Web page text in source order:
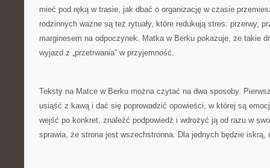
mieć pod ręką w trasie, jak dbać o organizację w czasie
rodzinnych ważne są też rytuały, które redukują stres: przerwy,
marginesem na odpoczynek. Matka w Berku pokazuje, że takie
wyjazd z „przetrwania” w przyjemność.
Teksty na Matce w Berku można czytać na dwa sposoby.
usiąść z kawą i dać się poprowadzić opowieści, w której są
wejść po konkret, znaleźć podpowiedź i wdrożyć ją od razu w
sprawia, że strona jest wszechstronna. Dla jednych będzie iskrą,